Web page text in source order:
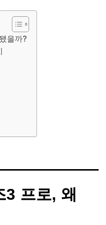
을까?
3 프로, 왜